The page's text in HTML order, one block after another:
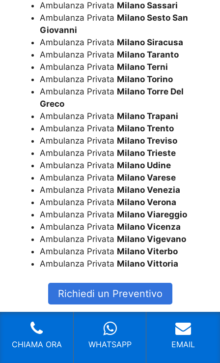
Ambulanza Privata Milano Sassari
Ambulanza Privata Milano Sesto San
Giovanni
Ambulanza Privata Milano Siracusa
Ambulanza Privata Milano Taranto
Ambulanza Privata Milano Terni
Ambulanza Privata Milano Torino
Ambulanza Privata Milano Torre Del
Greco
Ambulanza Privata Milano Trapani
Ambulanza Privata Milano Trento
Ambulanza Privata Milano Treviso
Ambulanza Privata Milano Trieste
Ambulanza Privata Milano Udine
Ambulanza Privata Milano Varese
Ambulanza Privata Milano Venezia
Ambulanza Privata Milano Verona
Ambulanza Privata Milano Viareggio
Ambulanza Privata Milano Vicenza
Ambulanza Privata Milano Vigevano
Ambulanza Privata Milano Viterbo
Ambulanza Privata Milano Vittoria
Richiedi un Preventivo
Mi sono trovato molto
bene
CHIAMA ORA WHATSAPP EMAIL